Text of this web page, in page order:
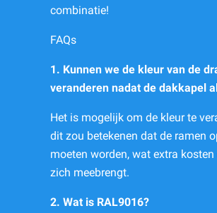
combinatie!
FAQs
1. Kunnen we de kleur van de
veranderen nadat de dakkapel
Het is mogelijk om de kleur te
dit zou betekenen dat de ramen
moeten worden, wat extra
zich meebrengt.
2. Wat is RAL9016?